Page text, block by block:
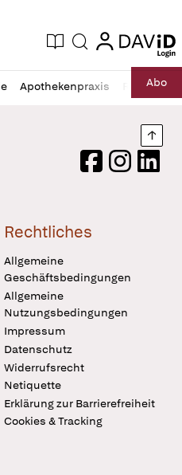
Zeitung
Aktuelle Ausgabe
Suche login
login
Apothekenpraxis RechtAbo
Logo
FacebookInstagram
Rechtliches
Allgemeine
Geschäftsbedingungen
Allgemeine
Nutzungsbedingungen
Impressum
Datenschutz
Widerrufsrecht
Netiquette
Erklärung zur Barrierefreiheit
Cookies & Tracking